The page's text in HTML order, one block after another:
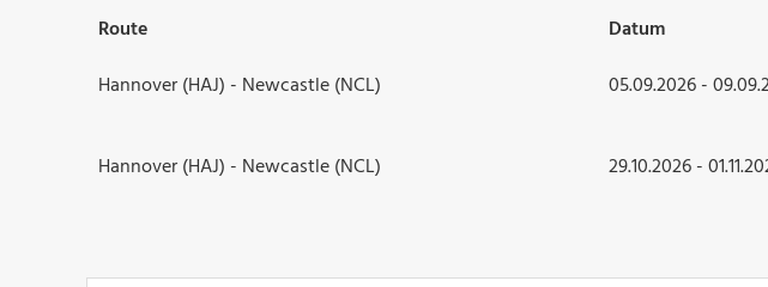
Route Datum
Hannover (HAJ) - Newcastle (NCL)
05.09.2026 -
Hannover (HAJ) - Newcastle (NCL) 29.10.2026 -